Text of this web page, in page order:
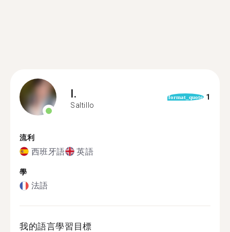
I.
Saltillo
format_quote 1
流利
西班牙語 英語
學
法語
我的語言學習目標